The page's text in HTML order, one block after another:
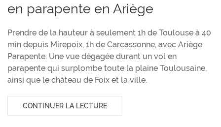
en parapente en Ariège
Prendre de la hauteur à seulement 1h de Toulouse à 40
min depuis Mirepoix, 1h de Carcassonne, avec Ariège
Parapente. Une vue dégagée durant un vol en
parapente qui surplombe toute la plaine Toulousaine,
ainsi que le château de Foix et la ville.
CONTINUER LA LECTURE